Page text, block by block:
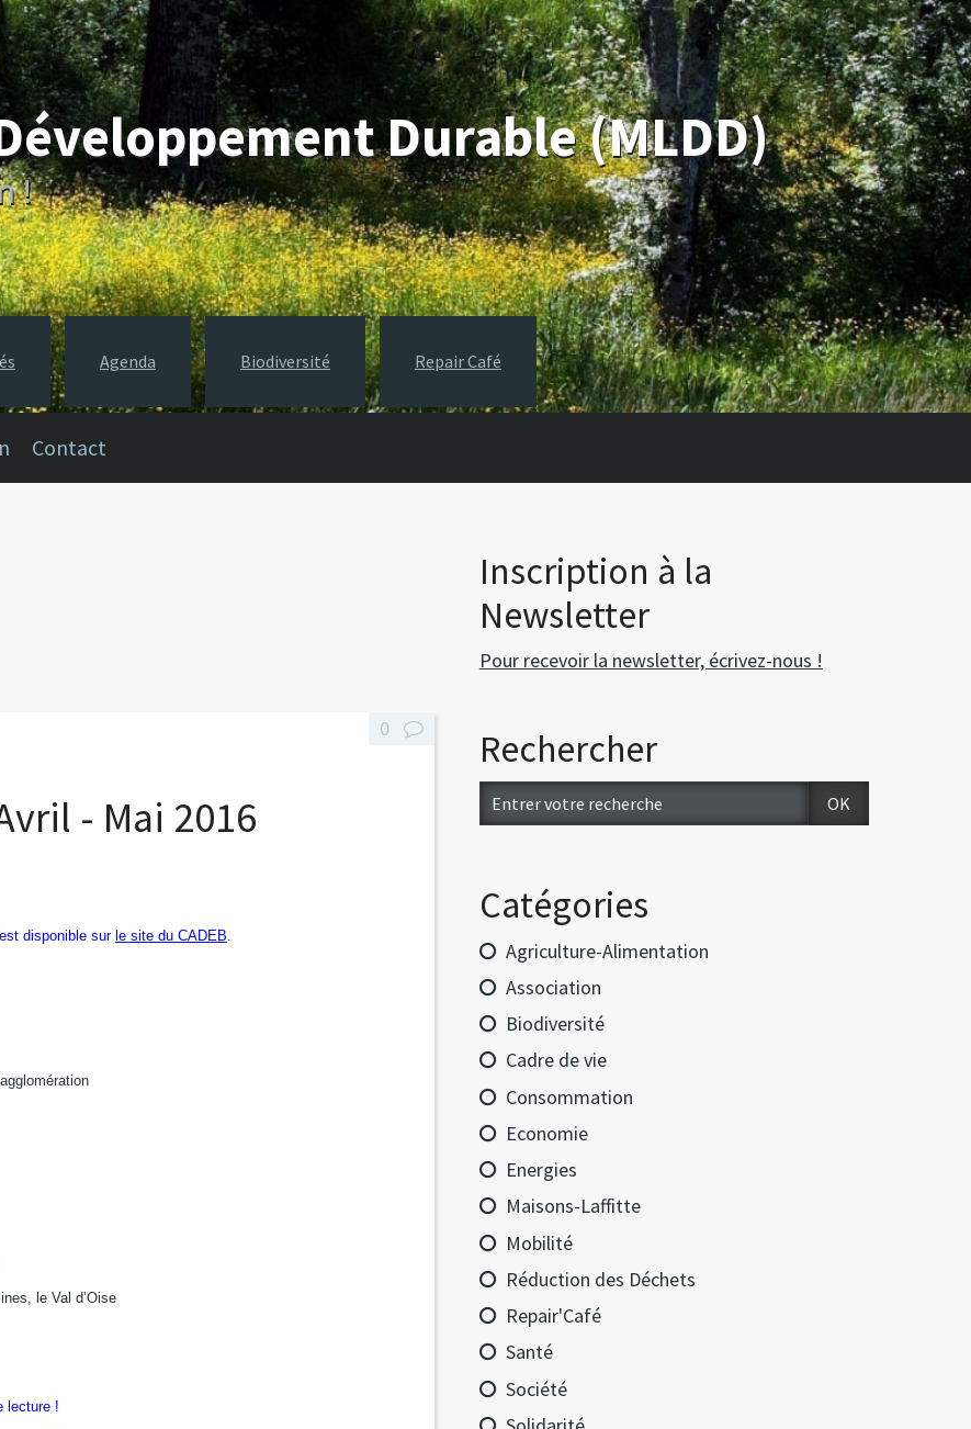
Durable (MLDD)
!
Agenda Biodiversité Repair Café
Contact
- Mai 2016
disponible sur le site du CADEB.
le Val d’Oise
lecture !
0
Inscription à la
Newsletter
Pour recevoir la newsletter, écrivez-nous !
Rechercher
Catégories
Agriculture-Alimentation
Association
Biodiversité
Cadre de vie
Consommation
Economie
Energies
Maisons-Laffitte
Mobilité
Réduction des Déchets
Repair'Café
Santé
Société